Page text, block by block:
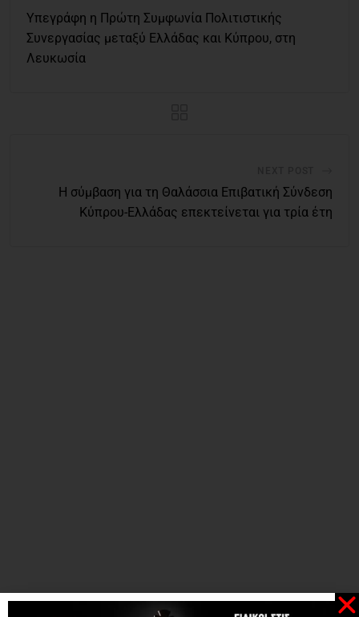
Υπεγράφη η Πρώτη Συμφωνία Πολιτιστικής
Συνεργασίας μεταξύ Ελλάδας και Κύπρου, στη
Λευκωσία
H σύμβαση για τη Θαλάσσια Επιβατική Σύνδεση
Κύπρου-Ελλάδας επεκτείνεται για τρία έτη